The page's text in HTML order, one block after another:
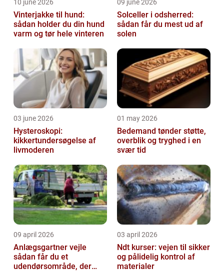
10 june 2026
Vinterjakke til hund:
sådan holder du din hund
varm og tør hele vinteren
09 june 2026
Solceller i odsherred:
sådan får du mest ud af
solen
03 june 2026
Hysteroskopi:
kikkertundersøgelse af
livmoderen
01 may 2026
Bedemand tønder støtte,
overblik og tryghed i en
svær tid
09 april 2026
Anlægsgartner vejle
sådan får du et
udendørsområde, der
03 april 2026
Ndt kurser: vejen til sikker
og pålidelig kontrol af
materialer